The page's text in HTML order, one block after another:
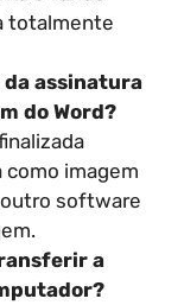
totalmente
da assinatura
do Word?
como imagem
software
a